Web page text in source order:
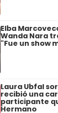
Elba
Wanda Nara
"Fue un show
Laura Ubfal
recibió una
participante
Hermano